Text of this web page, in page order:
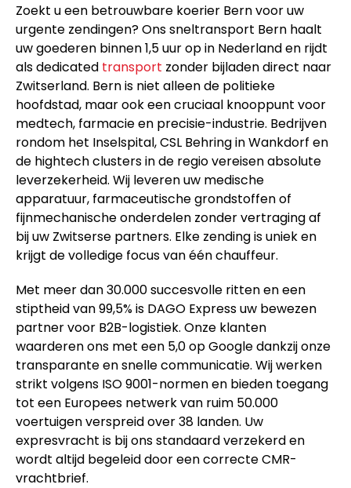
Zoekt u een betrouwbare koerier Bern voor uw
urgente zendingen? Ons sneltransport Bern haalt
uw goederen binnen 1,5 uur op in Nederland en rijdt
als dedicated transport zonder bijladen direct naar
Zwitserland. Bern is niet alleen de politieke
hoofdstad, maar ook een cruciaal knooppunt voor
medtech, farmacie en precisie-industrie. Bedrijven
rondom het Inselspital, CSL Behring in Wankdorf en
de hightech clusters in de regio vereisen absolute
leverzekerheid. Wij leveren uw medische
apparatuur, farmaceutische grondstoffen of
fijnmechanische onderdelen zonder vertraging af
bij uw Zwitserse partners. Elke zending is uniek en
krijgt de volledige focus van één chauffeur.
Met meer dan 30.000 succesvolle ritten en een
stiptheid van 99,5% is DAGO Express uw bewezen
partner voor B2B-logistiek. Onze klanten
waarderen ons met een 5,0 op Google dankzij onze
transparante en snelle communicatie. Wij werken
strikt volgens ISO 9001-normen en bieden toegang
tot een Europees netwerk van ruim 50.000
voertuigen verspreid over 38 landen. Uw
expresvracht is bij ons standaard verzekerd en
wordt altijd begeleid door een correcte CMR-
vrachtbrief.